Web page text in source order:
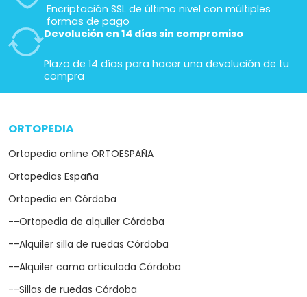
Encriptación SSL de último nivel con múltiples
formas de pago
Devolución en 14 días sin compromiso
Plazo de 14 días para hacer una devolución de tu
compra
ORTOPEDIA
Ortopedia online ORTOESPAÑA
Ortopedias España
Ortopedia en Córdoba
--Ortopedia de alquiler Córdoba
--Alquiler silla de ruedas Córdoba
--Alquiler cama articulada Córdoba
--Sillas de ruedas Córdoba